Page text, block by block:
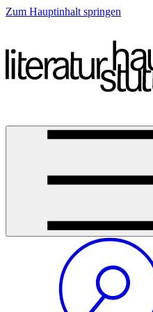
Zum Hauptinhalt springen